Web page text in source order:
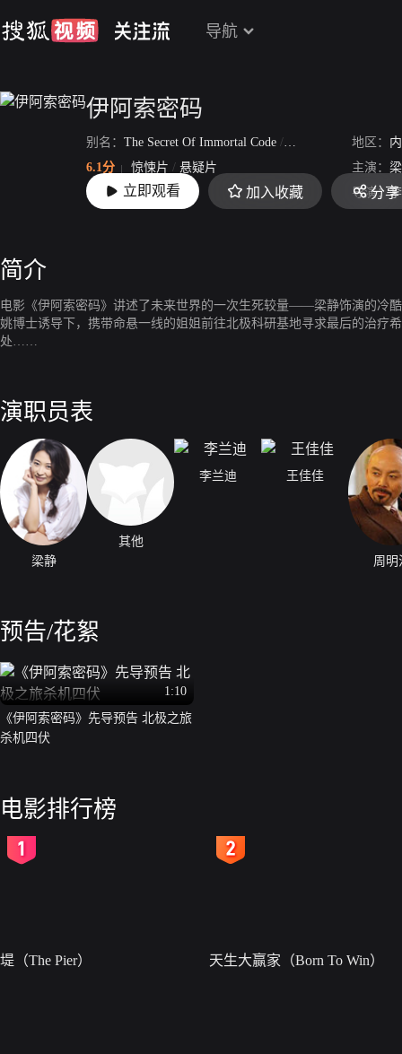
导航
伊阿索密码
别名： The Secret Of Immortal Code / 北极 地区：
6.1分
惊悚片 / 悬疑片 主演：
上映：2018-06-22 导演：
立即观看 加入收藏 分享
简介
电影《伊阿索密码》讲述了未来世界的一次生死较量——梁静饰演的冷
姚博士诱导下，携带命悬一线的姐姐前往北极科研基地寻求最后的治疗
处……
演职员表
梁静
其他
李兰迪 王佳佳
周明
预告/花絮
1:10
《伊阿索密码》先导预告 北极之旅
杀机四伏
电影排行榜
堤（The Pier） 天生大赢家（Born To Win）